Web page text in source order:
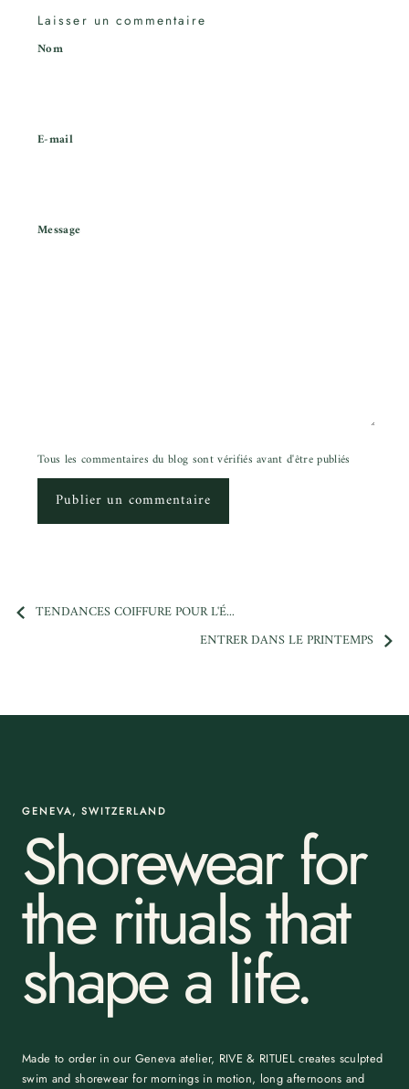
Laisser un commentaire
Nom
E-mail
Message
Tous les commentaires du blog sont vérifiés avant d'être publiés
Publier un commentaire
TENDANCES COIFFURE POUR L'É...
ENTRER DANS LE PRINTEMPS
GENEVA, SWITZERLAND
Shorewear for
the rituals that
shape a life.
Made to order in our Geneva atelier, RIVE & RITUEL creates sculpted
swim and shorewear for mornings in motion, long afternoons and